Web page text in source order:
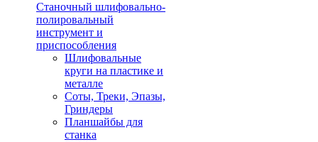
Станочный шлифовально-
полировальный
инструмент и
приспособления
Шлифовальные
круги на пластике и
металле
Соты, Треки, Эпазы,
Гриндеры
Планшайбы для
станка